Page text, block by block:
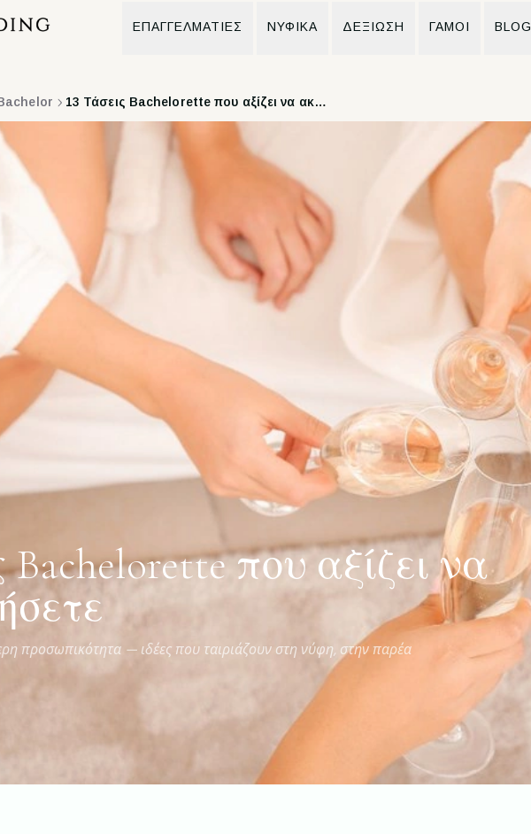
ΕΠΑΓΓΕΛΜΑΤΙΕΣ ΝΥΦΙΚΆ ΔΕΞΙΩΣΗ ΓΆΜΟΙ BLOG
13 Τάσεις Bachelorette που αξίζει να ακολουθήσετε
Bachelorette που αξίζει να
προσωπικότητα — ιδέες που ταιριάζουν στη νύφη, στην παρέα